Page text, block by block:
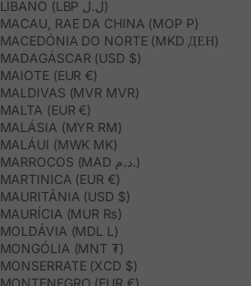
LÍBANO (LBP ل.ل)
MACAU, RAE DA CHINA (MOP P)
MACEDÓNIA DO NORTE (MKD ДЕН)
MADAGÁSCAR (USD $)
MAIOTE (EUR €)
MALDIVAS (MVR MVR)
MALTA (EUR €)
MALÁSIA (MYR RM)
MALÁUI (MWK MK)
MARROCOS (MAD د.م.)
MARTINICA (EUR €)
MAURITÂNIA (USD $)
MAURÍCIA (MUR ₨)
MOLDÁVIA (MDL L)
MONGÓLIA (MNT ₮)
MONSERRATE (XCD $)
MONTENEGRO (EUR €)